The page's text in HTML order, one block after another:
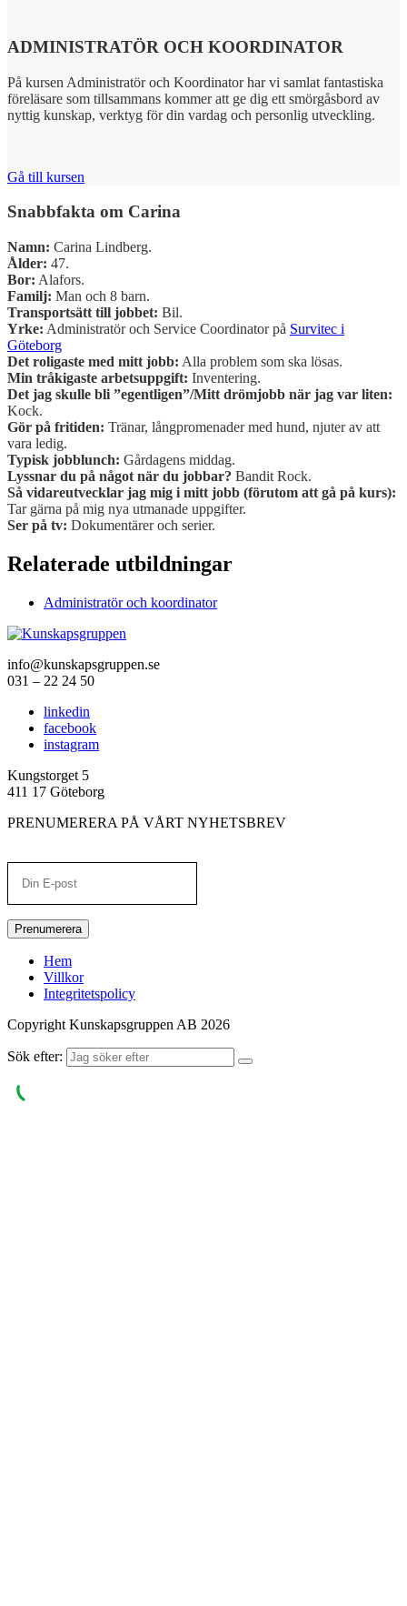
ADMINISTRATÖR OCH KOORDINATOR
På kursen Administratör och Koordinator har vi samlat fantastiska
föreläsare som tillsammans kommer att ge dig ett smörgåsbord av
nyttig kunskap, verktyg för din vardag och personlig utveckling.
Gå till kursen
Snabbfakta om Carina
Namn: Carina Lindberg.
Ålder: 47.
Bor: Alafors.
Familj: Man och 8 barn.
Transportsätt till jobbet: Bil.
Yrke: Administratör och Service Coordinator på Survitec i
Göteborg
Det roligaste med mitt jobb: Alla problem som ska lösas.
Min tråkigaste arbetsuppgift: Inventering.
Det jag skulle bli ”egentligen”/Mitt drömjobb när jag var liten:
Kock.
Gör på fritiden: Tränar, långpromenader med hund, njuter av att
vara ledig.
Typisk jobblunch: Gårdagens middag.
Lyssnar du på något när du jobbar? Bandit Rock.
Så vidareutvecklar jag mig i mitt jobb (förutom att gå på kurs):
Tar gärna på mig nya utmanade uppgifter.
Ser på tv: Dokumentärer och serier.
Relaterade utbildningar
Administratör och koordinator
info@kunskapsgruppen.se
031 – 22 24 50
linkedin
facebook
instagram
Kungstorget 5
411 17 Göteborg
PRENUMERERA PÅ VÅRT NYHETSBREV
Prenumerera
Hem
Villkor
Integritetspolicy
Copyright Kunskapsgruppen AB 2026
Sök efter: